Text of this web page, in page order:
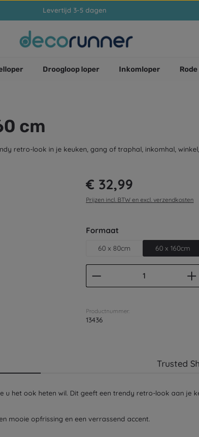
Levertijd 3-5 dagen
Droogloop loper Inkomloper
cm
retro-look in je keuken, gang of traphal, inkomhal,
Normale prijs:
€ 32,99
Prijzen incl. BTW en excl. verzendkosten
Selecteer
Formaat
60 x 80cm 60 x 160cm
Productnummer:
13436
Trusted
het ook heten wil. Dit geeft een trendy retro-look aan je
mooie opfrissing en een verrassend accent.